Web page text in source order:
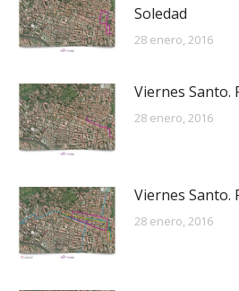
Soledad
28 enero, 2016
Viernes Santo.
28 enero, 2016
Viernes Santo.
28 enero, 2016